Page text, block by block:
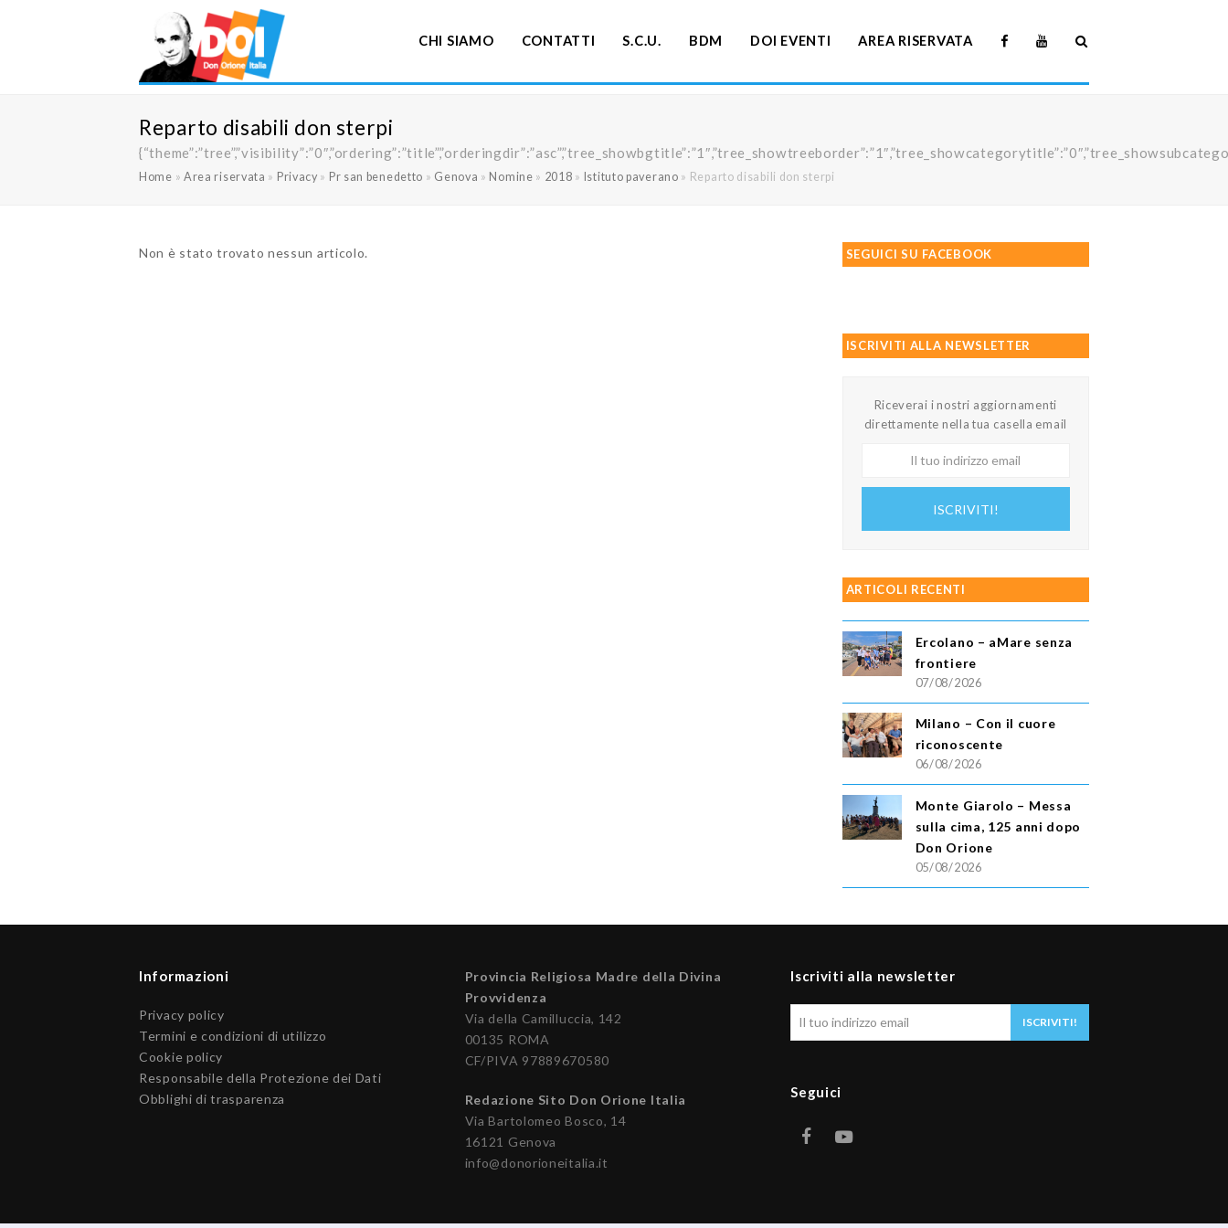
CHI SIAMO CONTATTI S.C.U. BDM DOI EVENTI AREA RISERVATA
Reparto disabili don sterpi
Home » Area riservata » Privacy » Pr san benedetto » Genova » Nomine » 2018 » Istituto paverano » Reparto disabili don sterpi
Non è stato trovato nessun articolo. SEGUICI SU FACEBOOK
ISCRIVITI ALLA NEWSLETTER
Riceverai i nostri aggiornamenti
direttamente nella tua casella email
ISCRIVITI!
ARTICOLI RECENTI
Ercolano – aMare senza
frontiere
07/08/2026
Milano – Con il cuore
riconoscente
06/08/2026
Monte Giarolo – Messa
sulla cima, 125 anni dopo
Don Orione
05/08/2026
Informazioni
Privacy policy
Termini e condizioni di utilizzo
Cookie policy
Responsabile della Protezione dei Dati
Obblighi di trasparenza
Provincia Religiosa Madre della Divina
Provvidenza
Via della Camilluccia, 142
00135 ROMA
CF/PIVA 97889670580
Redazione Sito Don Orione Italia
Via Bartolomeo Bosco, 14
16121 Genova
info@donorioneitalia.it
Iscriviti alla newsletter
ISCRIVITI!
Seguici
Y